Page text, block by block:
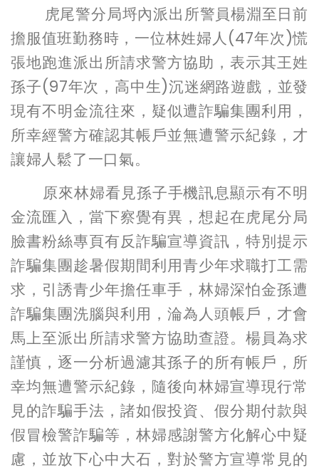
虎尾警分局埒內派出所警員楊淵至日前
擔服值班勤務時，一位林姓婦人(47年次)慌
張地跑進派出所請求警方協助，表示其王姓
孫子(97年次，高中生)沉迷網路遊戲，並發
現有不明金流往來，疑似遭詐騙集團利用，
所幸經警方確認其帳戶並無遭警示紀錄，才
讓婦人鬆了一口氣。
原來林婦看見孫子手機訊息顯示有不明
金流匯入，當下察覺有異，想起在虎尾分局
臉書粉絲專頁有反詐騙宣導資訊，特別提示
詐騙集團趁暑假期間利用青少年求職打工需
求，引誘青少年擔任車手，林婦深怕金孫遭
詐騙集團洗腦與利用，淪為人頭帳戶，才會
馬上至派出所請求警方協助查證。楊員為求
謹慎，逐一分析過濾其孫子的所有帳戶，所
幸均無遭警示紀錄，隨後向林婦宣導現行常
見的詐騙手法，諸如假投資、假分期付款與
假冒檢警詐騙等，林婦感謝警方化解心中疑
慮，並放下心中大石，對於警方宣導常見的